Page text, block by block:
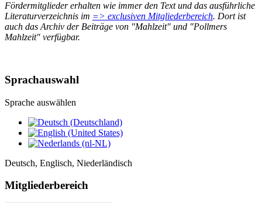
Fördermitglieder erhalten wie immer den Text und das ausführliche
Literaturverzeichnis im => exclusiven Mitgliederbereich. Dort ist
auch das Archiv der Beiträge von "Mahlzeit" und "Pollmers
Mahlzeit" verfügbar.
Sprachauswahl
Sprache auswählen
Deutsch, Englisch, Niederländisch
Mitgliederbereich